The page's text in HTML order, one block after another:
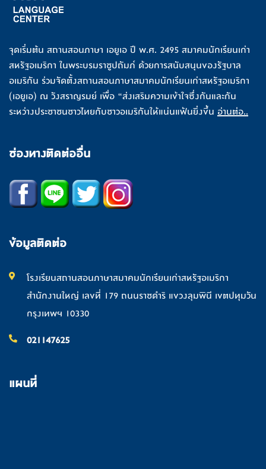
จุดเริ่มต้น สถานสอนภาษา เอยูเอ ปี พ.ศ. 2495 สมาคมนักเรียนเก่า
สหรัฐอเมริกา ในพระบรมราชูปถัมภ์ ด้วยการสนับสนุนของรัฐบาล
อเมริกัน ร่วมจัดตั้งสถานสอนภาษาสมาคมนักเรียนเก่าสหรัฐอเมริกา
(เอยูเอ) ณ วังสราญรมย์ เพื่อ “ส่งเสริมความเข้าใจซึ่งกันและกัน
ระหว่างประชาชนชาวไทยกับชาวอเมริกันให้แน่นแฟ้นยิ่งขึ้น อ่านต่อ..
ช่องทางติดต่ออื่น
ข้อมูลติดต่อ
โรงเรียนสถานสอนภาษาสมาคมนักเรียนเก่าสหรัฐอเมริกา
สำนักงานใหญ่ เลขที่ 179 ถนนราชดำริ แขวงลุมพินี เขตปทุมวัน
กรุงเทพฯ 10330
021147625
แผนที่